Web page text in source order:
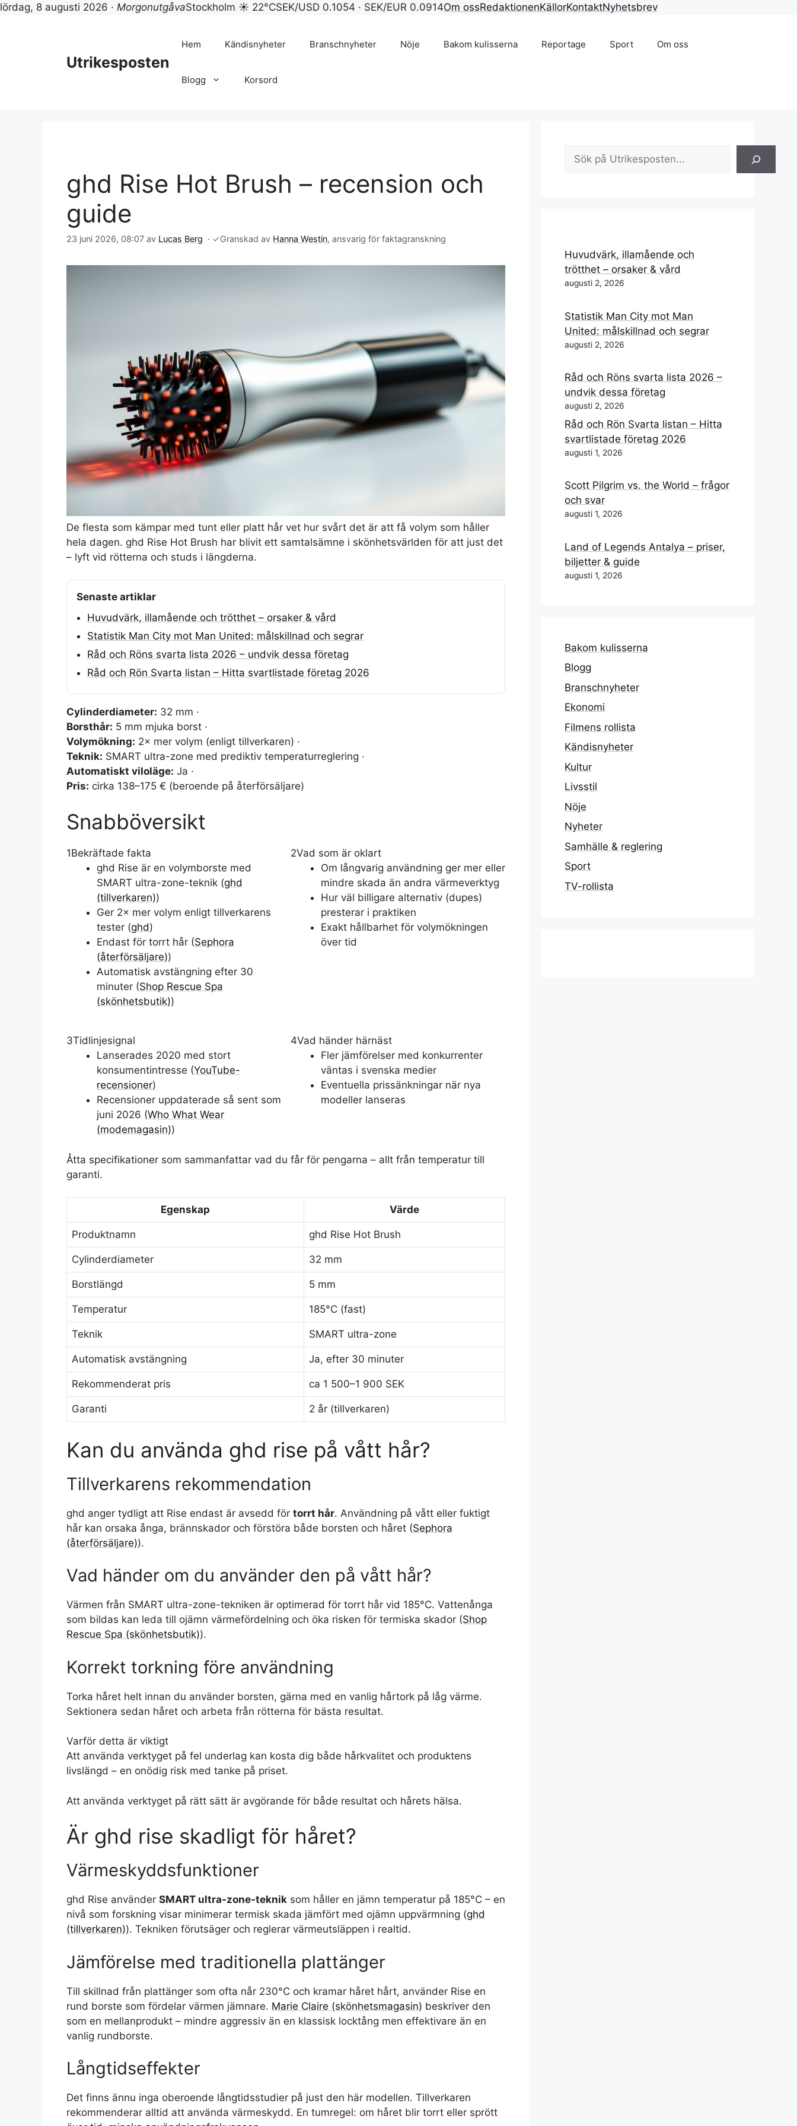
lördag, 8 augusti 2026 · MorgonutgåvaStockholm ☀ 22°CSEK/USD 0.1054 · SEK/EUR 0.0914Om ossRedaktionenKällorKontaktNyhetsbrev
Utrikesposten
Hem Kändisnyheter Branschnyheter Nöje Bakom kulisserna Reportage Sport Om oss
Blogg Korsord
ghd Rise Hot Brush – recension och
guide
23 juni 2026, 08:07 av Lucas Berg · ✓Granskad av Hanna Westin, ansvarig för faktagranskning
De flesta som kämpar med tunt eller platt hår vet hur svårt det är att få volym som håller
hela dagen. ghd Rise Hot Brush har blivit ett samtalsämne i skönhetsvärlden för att just det
– lyft vid rötterna och studs i längderna.
Senaste artiklar
Huvudvärk, illamående och trötthet – orsaker & vård
Statistik Man City mot Man United: målskillnad och segrar
Råd och Röns svarta lista 2026 – undvik dessa företag
Råd och Rön Svarta listan – Hitta svartlistade företag 2026
Cylinderdiameter: 32 mm ·
Borsthår: 5 mm mjuka borst ·
Volymökning: 2× mer volym (enligt tillverkaren) ·
Teknik: SMART ultra-zone med prediktiv temperaturreglering ·
Automatiskt viloläge: Ja ·
Pris: cirka 138–175 € (beroende på återförsäljare)
Snabböversikt
1Bekräftade fakta
ghd Rise är en volymborste med
SMART ultra-zone-teknik (ghd
(tillverkaren))
Ger 2× mer volym enligt tillverkarens
tester (ghd)
Endast för torrt hår (Sephora
(återförsäljare))
Automatisk avstängning efter 30
minuter (Shop Rescue Spa
(skönhetsbutik))
2Vad som är oklart
Om långvarig användning ger mer eller
mindre skada än andra värmeverktyg
Hur väl billigare alternativ (dupes)
presterar i praktiken
Exakt hållbarhet för volymökningen
över tid
3Tidlinjesignal
Lanserades 2020 med stort
konsumentintresse (YouTube-
recensioner)
Recensioner uppdaterade så sent som
juni 2026 (Who What Wear
(modemagasin))
4Vad händer härnäst
Fler jämförelser med konkurrenter
väntas i svenska medier
Eventuella prissänkningar när nya
modeller lanseras
Åtta specifikationer som sammanfattar vad du får för pengarna – allt från temperatur till
garanti.
Egenskap Värde
Produktnamn ghd Rise Hot Brush
Cylinderdiameter 32 mm
Borstlängd 5 mm
Temperatur 185°C (fast)
Teknik SMART ultra-zone
Automatisk avstängning Ja, efter 30 minuter
Rekommenderat pris ca 1 500–1 900 SEK
Garanti 2 år (tillverkaren)
Kan du använda ghd rise på vått hår?
Tillverkarens rekommendation
ghd anger tydligt att Rise endast är avsedd för torrt hår. Användning på vått eller fuktigt
hår kan orsaka ånga, brännskador och förstöra både borsten och håret (Sephora
(återförsäljare)).
Vad händer om du använder den på vått hår?
Värmen från SMART ultra-zone-tekniken är optimerad för torrt hår vid 185°C. Vattenånga
som bildas kan leda till ojämn värmefördelning och öka risken för termiska skador (Shop
Rescue Spa (skönhetsbutik)).
Korrekt torkning före användning
Torka håret helt innan du använder borsten, gärna med en vanlig hårtork på låg värme.
Sektionera sedan håret och arbeta från rötterna för bästa resultat.
Varför detta är viktigt
Att använda verktyget på fel underlag kan kosta dig både hårkvalitet och produktens
livslängd – en onödig risk med tanke på priset.
Att använda verktyget på rätt sätt är avgörande för både resultat och hårets hälsa.
Är ghd rise skadligt för håret?
Värmeskyddsfunktioner
ghd Rise använder SMART ultra-zone-teknik som håller en jämn temperatur på 185°C – en
nivå som forskning visar minimerar termisk skada jämfört med ojämn uppvärmning (ghd
(tillverkaren)). Tekniken förutsäger och reglerar värmeutsläppen i realtid.
Jämförelse med traditionella plattänger
Till skillnad från plattänger som ofta når 230°C och kramar håret hårt, använder Rise en
rund borste som fördelar värmen jämnare. Marie Claire (skönhetsmagasin) beskriver den
som en mellanprodukt – mindre aggressiv än en klassisk locktång men effektivare än en
vanlig rundborste.
Långtidseffekter
Det finns ännu inga oberoende långtidsstudier på just den här modellen. Tillverkaren
rekommenderar alltid att använda värmeskydd. En tumregel: om håret blir torrt eller sprött
Sök
Huvudvärk, illamående och
trötthet – orsaker & vård
augusti 2, 2026
Statistik Man City mot Man
United: målskillnad och segrar
augusti 2, 2026
Råd och Röns svarta lista 2026 –
undvik dessa företag
augusti 2, 2026
Råd och Rön Svarta listan – Hitta
svartlistade företag 2026
augusti 1, 2026
Scott Pilgrim vs. the World – frågor
och svar
augusti 1, 2026
Land of Legends Antalya – priser,
biljetter & guide
augusti 1, 2026
Bakom kulisserna
Blogg
Branschnyheter
Ekonomi
Filmens rollista
Kändisnyheter
Kultur
Livsstil
Nöje
Nyheter
Samhälle & reglering
Sport
TV-rollista